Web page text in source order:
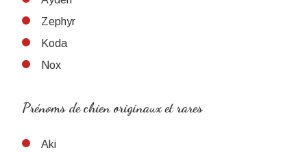
Zephyr
Koda
Nox
Prénoms de chien originaux et rares
Aki